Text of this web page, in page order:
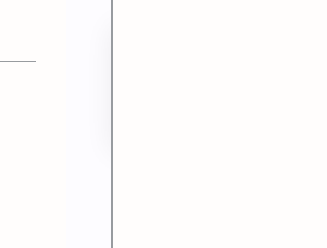
अन्तरिम सरकार र